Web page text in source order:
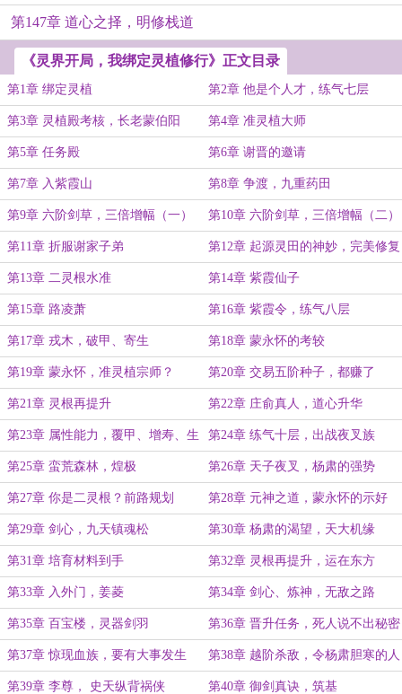
第147章 道心之择，明修栈道
《灵界开局，我绑定灵植修行》正文目录
第1章 绑定灵植 第2章 他是个人才，练气七层
第3章 灵植殿考核，长老蒙伯阳 第4章 准灵植大师
第5章 任务殿 第6章 谢晋的邀请
第7章 入紫霞山 第8章 争渡，九重药田
第9章 六阶剑草，三倍增幅（一） 第10章 六阶剑草，三倍增幅（二）
第11章 折服谢家子弟 第12章 起源灵田的神妙，完美修复
第13章 二灵根水准 第14章 紫霞仙子
第15章 路凌萧 第16章 紫霞令，练气八层
第17章 戎木，破甲、寄生 第18章 蒙永怀的考较
第19章 蒙永怀，准灵植宗师？ 第20章 交易五阶种子，都赚了
第21章 灵根再提升 第22章 庄俞真人，道心升华
第23章 属性能力，覆甲、增寿、生
生不息
第24章 练气十层，出战夜叉族
第25章 蛮荒森林，煌极 第26章 天子夜叉，杨肃的强势
第27章 你是二灵根？前路规划 第28章 元神之道，蒙永怀的示好
第29章 剑心，九天镇魂松 第30章 杨肃的渴望，天大机缘
第31章 培育材料到手 第32章 灵根再提升，运在东方
第33章 入外门，姜菱 第34章 剑心、炼神，无敌之路
第35章 百宝楼，灵器剑羽 第36章 晋升任务，死人说不出秘密
第37章 惊现血族，要有大事发生 第38章 越阶杀敌，令杨肃胆寒的人
族男子
第39章 李尊， 史天纵背祸侠 第40章 御剑真诀，筑基